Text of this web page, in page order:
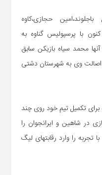
حجازی،کاوه
با پرسپولیس گناوه به
محمد سیاه بازیکن سابق
وی به شهرستان دشتی
تکمیل تیم خود روی چند
در شاهین و ایرانجوان را
تجربه را وارد رقابتهای لیگ